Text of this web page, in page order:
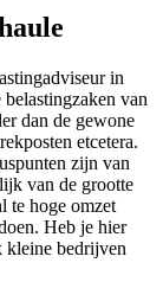
in
van
dan de gewone
etcetera.
zijn van
van de grootte
te hoge omzet
Heb je hier
kleine bedrijven